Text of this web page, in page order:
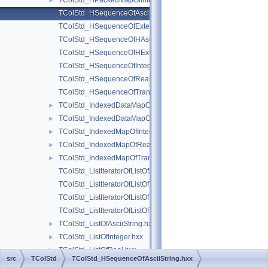
TColStd_HSequenceOfAsciiString.hxx
TColStd_HSequenceOfExtendedString.hxx
TColStd_HSequenceOfHAsciiString.hxx
TColStd_HSequenceOfHExtendedString.hxx
TColStd_HSequenceOfInteger.hxx
TColStd_HSequenceOfReal.hxx
TColStd_HSequenceOfTransient.hxx
► TColStd_IndexedDataMapOfStringString.hxx
► TColStd_IndexedDataMapOfTransientTransient.hxx
► TColStd_IndexedMapOfInteger.hxx
► TColStd_IndexedMapOfReal.hxx
►
TColStd_IndexedMapOfTransient.hxx
TColStd_ListIteratorOfListOfAsciiString.hxx
TColStd_ListIteratorOfListOfInteger.hxx
TColStd_ListIteratorOfListOfReal.hxx
TColStd_ListIteratorOfListOfTransient.hxx
► TColStd_ListOfAsciiString.hxx
► TColStd_ListOfInteger.hxx
► TColStd_ListOfReal.hxx
► TColStd_ListOfTransient.hxx
src TColStd TColStd_HSequenceOfAsciiString.hxx